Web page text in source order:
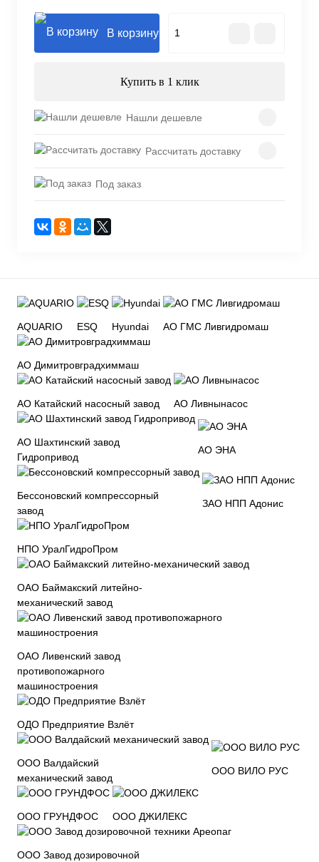
В корзину
Купить в 1 клик
Нашли дешевле
Рассчитать доставку
Под заказ
AQUARIO ESQ Hyundai АО ГМС Ливгидромаш
АО Димитровградхиммаш
АО Катайский насосный завод АО Ливнынасос
АО Шахтинский завод
Гидропривод
АО ЭНА
Бессоновский компрессорный
завод
ЗАО НПП Адонис
НПО УралГидроПром
ОАО Баймакский литейно-
механический завод
ОАО Ливенский завод
противопожарного
машиностроения
ОДО Предприятие Взлёт
ООО Валдайский
механический завод
ООО ВИЛО РУС
ООО ГРУНДФОС ООО ДЖИЛЕКС
ООО Завод дозировочной